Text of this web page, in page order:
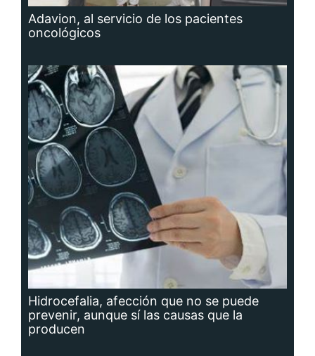
Adavion, al servicio de los pacientes
oncológicos
Hidrocefalia, afección que no se puede
prevenir, aunque sí las causas que la
producen